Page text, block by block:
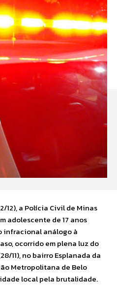
a Polícia Civil de Minas
adolescente de 17 anos
infracional análogo à
ocorrido em plena luz do
11), no bairro Esplanada da
Metropolitana de Belo
local pela brutalidade.